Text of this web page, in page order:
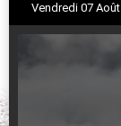
Vendredi 07
Nuit de la